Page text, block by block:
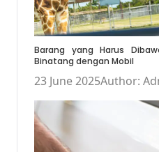
Barang yang Harus
Binatang dengan Mobil
23 June 2025Author: